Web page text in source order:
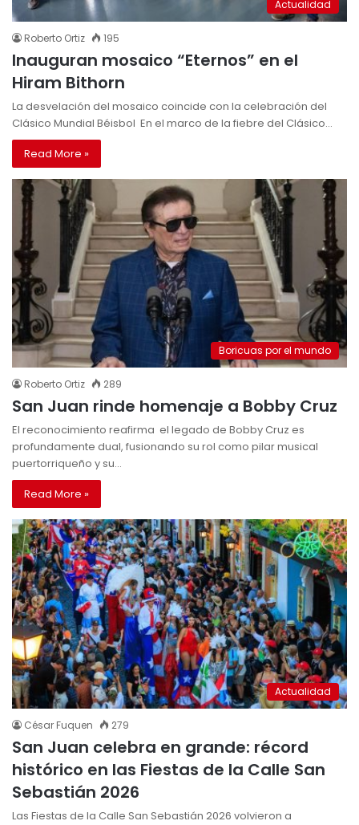
Actualidad
Roberto Ortiz 195
Inauguran mosaico “Eternos” en el
Hiram Bithorn
La desvelación del mosaico coincide con la celebración del
Clásico Mundial Béisbol En el marco de la fiebre del Clásico…
Read More »
Boricuas por el mundo
Roberto Ortiz 289
San Juan rinde homenaje a Bobby Cruz
El reconocimiento reafirma el legado de Bobby Cruz es
profundamente dual, fusionando su rol como pilar musical
puertorriqueño y su…
Read More »
Actualidad
César Fuquen 279
San Juan celebra en grande: récord
histórico en las Fiestas de la Calle San
Sebastián 2026
Las Fiestas de la Calle San Sebastián 2026 volvieron a